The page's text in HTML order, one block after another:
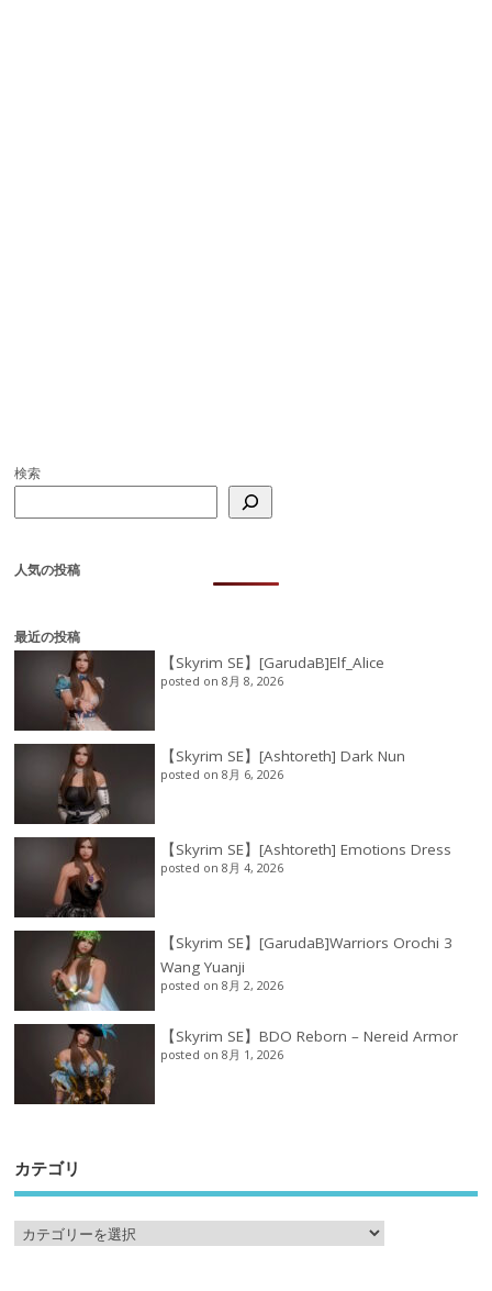
検索
人気の投稿
最近の投稿
【Skyrim SE】[GarudaB]Elf_Alice
posted on 8月 8, 2026
【Skyrim SE】[Ashtoreth] Dark Nun
posted on 8月 6, 2026
【Skyrim SE】[Ashtoreth] Emotions Dress
posted on 8月 4, 2026
【Skyrim SE】[GarudaB]Warriors Orochi 3
Wang Yuanji
posted on 8月 2, 2026
【Skyrim SE】BDO Reborn – Nereid Armor
posted on 8月 1, 2026
カテゴリ